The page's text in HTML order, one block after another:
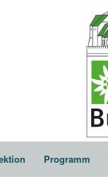
Programm